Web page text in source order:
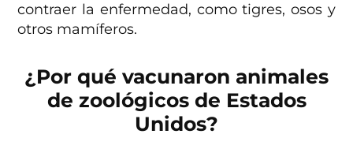
contraer la enfermedad, como tigres, osos y
otros mamíferos.
¿Por qué vacunaron animales
de zoológicos de Estados
Unidos?